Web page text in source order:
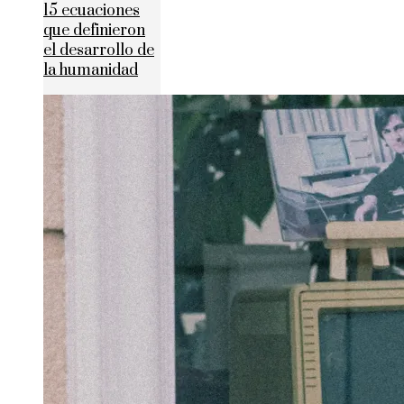
15 ecuaciones
que definieron
el desarrollo de
la humanidad